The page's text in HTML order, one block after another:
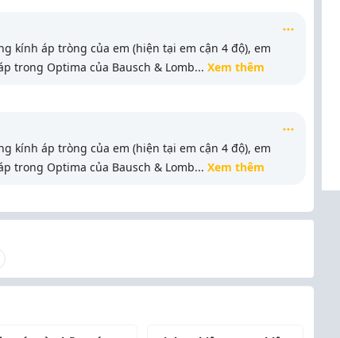
kính áp tròng của em (hiện tại em cận 4 độ), em
trong Optima của Bausch & Lomb... Xem thêm
kính áp tròng của em (hiện tại em cận 4 độ), em
trong Optima của Bausch & Lomb... Xem thêm